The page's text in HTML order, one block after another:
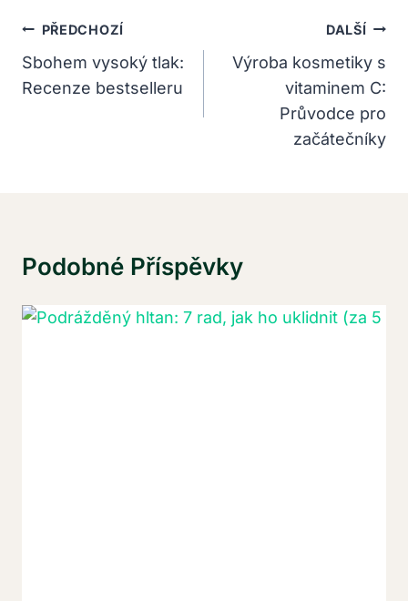
Navigace
Pro
Příspěvek
PŘEDCHOZÍ
Sbohem vysoký tlak:
Recenze bestselleru
DALŠÍ
Výroba kosmetiky s
vitaminem C:
Průvodce pro
začátečníky
Podobné Příspěvky